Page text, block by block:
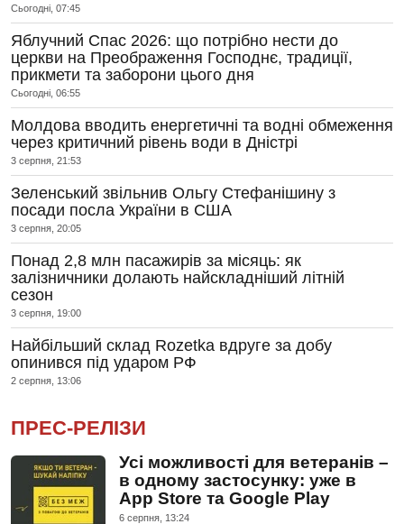
Сьогодні, 07:45
Яблучний Спас 2026: що потрібно нести до
церкви на Преображення Господнє, традиції,
прикмети та заборони цього дня
Сьогодні, 06:55
Молдова вводить енергетичні та водні обмеження
через критичний рівень води в Дністрі
3 серпня, 21:53
Зеленський звільнив Ольгу Стефанішину з
посади посла України в США
3 серпня, 20:05
Понад 2,8 млн пасажирів за місяць: як
залізничники долають найскладніший літній
сезон
3 серпня, 19:00
Найбільший склад Rozetka вдруге за добу
опинився під ударом РФ
2 серпня, 13:06
ПРЕС-РЕЛІЗИ
Усі можливості для ветеранів –
в одному застосунку: уже в
App Store та Google Play
6 серпня, 13:24